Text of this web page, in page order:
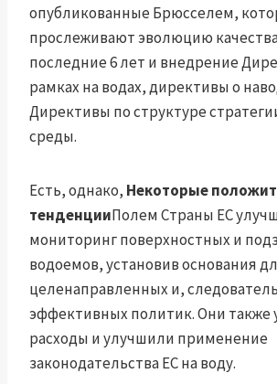
опубликованные Брюсселем,
прослеживают эволюцию
последние 6 лет и внедрение
рамках на водах, директивы о
Директивы по структуре
среды.
Есть, однако, Некоторые
тенденцииПолем Страны ЕС
мониторинг поверхностных и
водоемов, установив основания
целенаправленных и,
эффективных политик. Они также
расходы и улучшили применение
законодательства ЕС на воду.